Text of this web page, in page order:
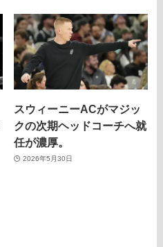
スウィーニーACがマジッ
クの次期ヘッドコーチへ就
任が濃厚。
2026年5月30日